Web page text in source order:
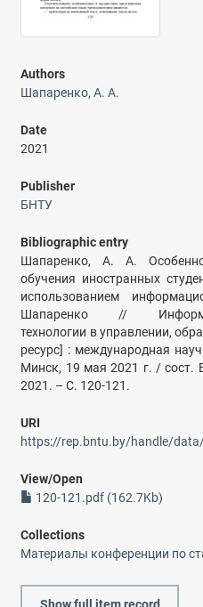
Authors
Шапаренко, А. А.
Date
2021
Publisher
БНТУ
Bibliographic entry
Шапаренко, А. А.
обучения иностранных
использованием
Шапаренко //
технологии в управлении,
ресурс] : международная
Минск, 19 мая 2021 г. / сост.
2021. – С. 120-121.
URI
https://rep.bntu.by/handle/
View/Open
120-121.pdf (162.7Kb)
Collections
Материалы конференции по
Show full item record